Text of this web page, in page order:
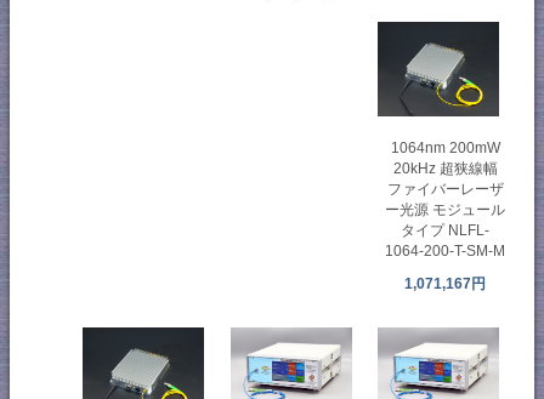
1064nm 200mW
20kHz 超狭線幅
ファイバーレーザ
ー光源 モジュール
タイプ NLFL-
1064-200-T-SM-M
1,071,167円